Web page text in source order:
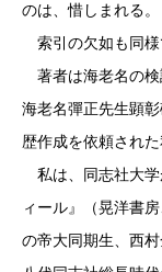
のは、惜しまれる。
索引の欠如も同様
著者は海老名の検
海老名彈正先生顕
歴作成を依頼され
私は、同志社大学
ィール』（晃洋書
の帝大同期生、西